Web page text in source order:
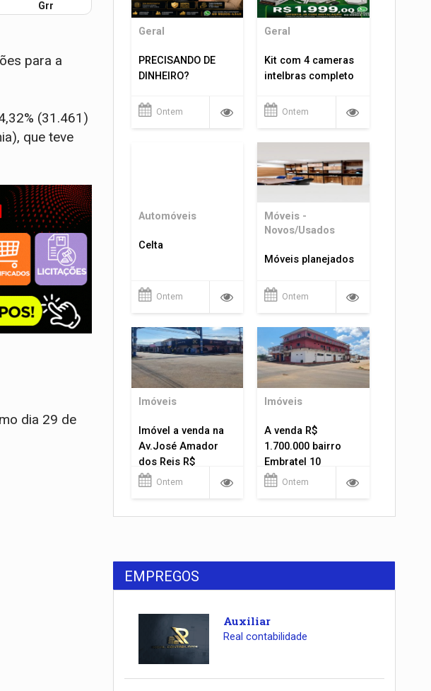
Grr
para a
(31.461)
que teve
dia 29 de
Geral
PRECISANDO DE
DINHEIRO?
Ontem
Geral
Kit com 4 cameras
intelbras completo
Ontem
Automóveis
Celta
Ontem
Móveis -
Novos/Usados
Móveis planejados
Ontem
Imóveis
Imóvel a venda na
Av.José Amador
dos Reis R$
1.400.000
Ontem
Imóveis
A venda R$
1.700.000 bairro
Embratel 10
apartamentos!
Ontem
EMPREGOS
Auxiliar
Real contabilidade